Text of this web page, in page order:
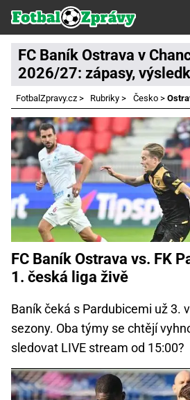
FC Baník Ostrava v
2026/27: zápasy,
FotbalZpravy.cz > Rubriky > Česko >
FC Baník Ostrava vs. FK
1. česká liga živě
Baník čeká s Pardubicemi už 3.
sezony. Oba týmy se chtějí
sledovat LIVE stream od 15:00?